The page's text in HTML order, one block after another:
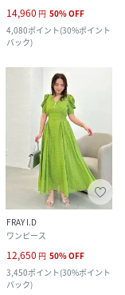
14,960 円 50%OFF
4,080ポイント(30%ポイント
バック)
FRAY I.D
ワンピース
12,650 円 50%OFF
3,450ポイント(30%ポイント
バック)